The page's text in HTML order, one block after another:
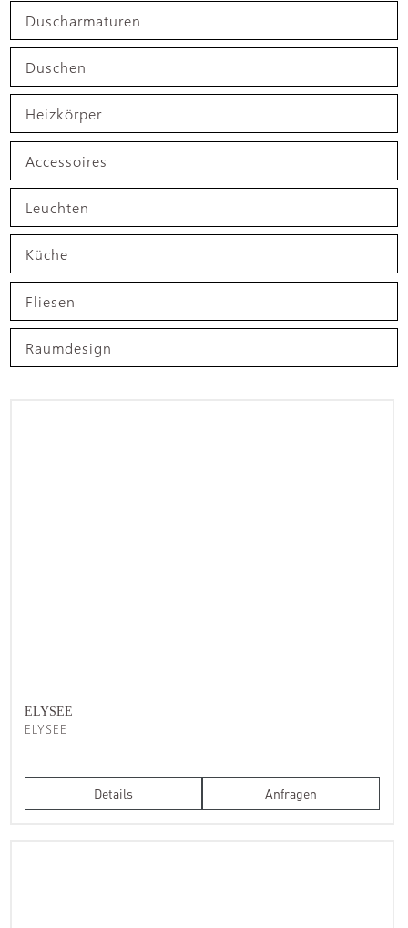
Team
Standorte
Outlet-Store
Duscharmaturen
Duschen
Heizkörper
Accessoires
Leuchten
Küche
Fliesen
Raumdesign
ELYSEE
ELYSEE
Details Anfragen